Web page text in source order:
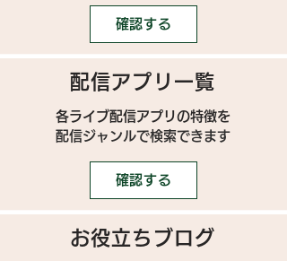
確認する
配信アプリ一覧
各ライブ配信アプリの特徴を
配信ジャンルで検索できます
確認する
お役立ちブログ